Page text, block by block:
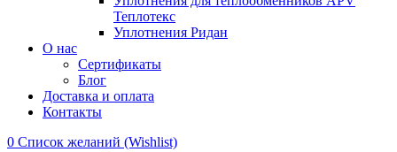
Теплотекс
Уплотнения Ридан
О нас
Сертификаты
Блог
Доставка и оплата
Контакты
0 Список желаний (Wishlist)